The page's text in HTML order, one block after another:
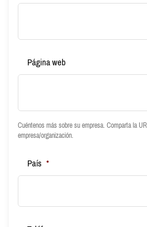
Página web
Cuéntenos más sobre su empresa. Comparta la
empresa/organización.
País *